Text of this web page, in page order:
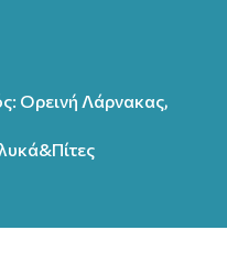
Ορεινή Λάρνακας,